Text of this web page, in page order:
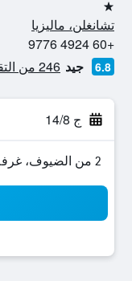
نجمة واحدة
تشانغلن، ماليزيا
+60 4924 9776
6.8 جيد 246 من التقييمات تم التحقق منها
ج 14/8
2 من الضيوف، غرفة واحدة